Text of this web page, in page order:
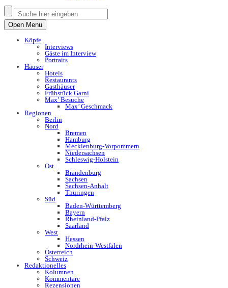
Open Menu
Köpfe
Interviews
Gäste im Interview
Portraits
Häuser
Hotels
Restaurants
Gasthäuser
Frühstück Garni
Max’ Besuche
Max’ Geschmack
Regionen
Berlin
Nord
Bremen
Hamburg
Mecklenburg-Vorpommern
Niedersachsen
Schleswig-Holstein
Ost
Brandenburg
Sachsen
Sachsen-Anhalt
Thüringen
Süd
Baden-Württemberg
Bayern
Rheinland-Pfalz
Saarland
West
Hessen
Nordrhein-Westfalen
Österreich
Schweiz
Redaktionelles
Kolumnen
Kommentare
Rezensionen